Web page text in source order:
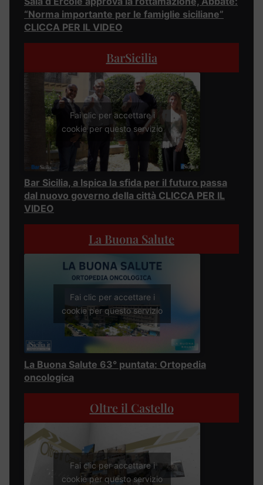
“Norma importante per le famiglie siciliane”
CLICCA PER IL VIDEO
BarSicilia
Fai clic per accettare i
cookie per questo servizio
Bar Sicilia, a Ispica la sfida per il futuro passa
dal nuovo governo della città CLICCA PER IL
VIDEO
La Buona Salute
Fai clic per accettare i
cookie per questo servizio
La Buona Salute 63° puntata: Ortopedia
oncologica
Oltre il Castello
Fai clic per accettare i
cookie per questo servizio